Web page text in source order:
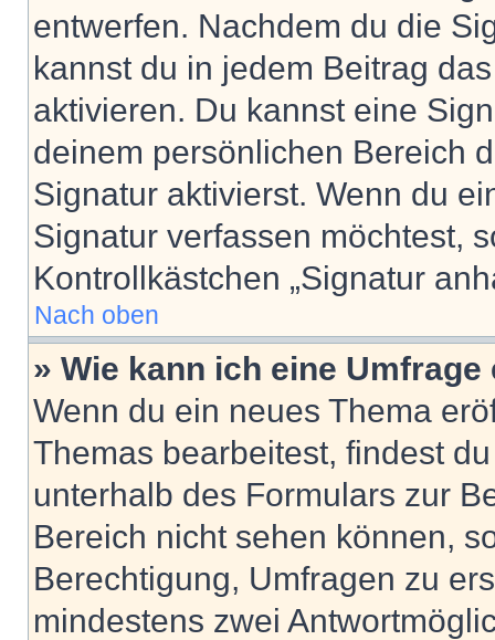
entwerfen. Nachdem du die
kannst du in jedem Beitrag
aktivieren. Du kannst eine
deinem persönlichen Bereich
Signatur aktivierst. Wenn du
Signatur verfassen möchtest,
Kontrollkästchen „Signatur
Nach oben
» Wie kann ich eine
Wenn du ein neues Thema
Themas bearbeitest, findest
unterhalb des Formulars zur
Bereich nicht sehen können,
Berechtigung, Umfragen zu
mindestens zwei